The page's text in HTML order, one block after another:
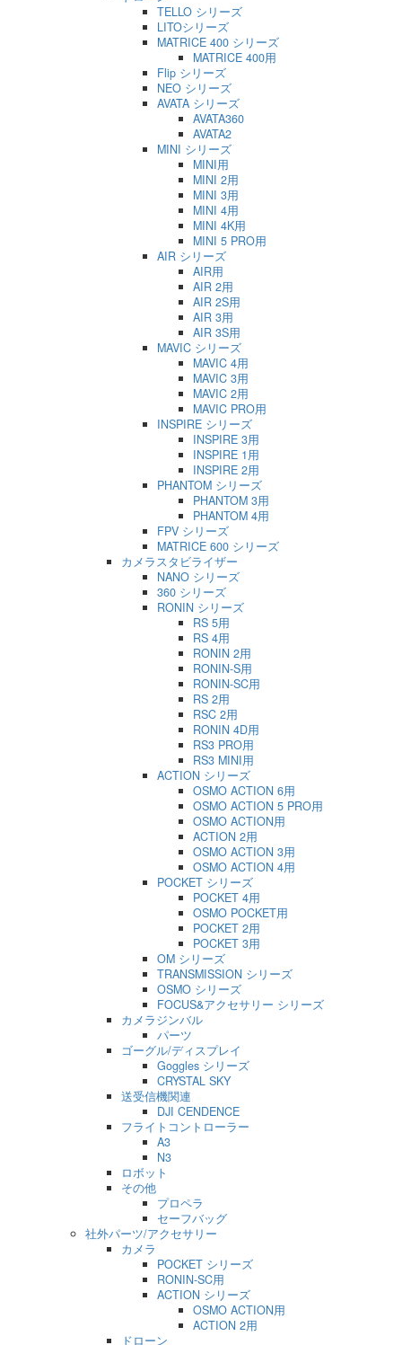
TELLO シリーズ
LITOシリーズ
MATRICE 400 シリーズ
MATRICE 400用
Flip シリーズ
NEO シリーズ
AVATA シリーズ
AVATA360
AVATA2
MINI シリーズ
MINI用
MINI 2用
MINI 3用
MINI 4用
MINI 4K用
MINI 5 PRO用
AIR シリーズ
AIR用
AIR 2用
AIR 2S用
AIR 3用
AIR 3S用
MAVIC シリーズ
MAVIC 4用
MAVIC 3用
MAVIC 2用
MAVIC PRO用
INSPIRE シリーズ
INSPIRE 3用
INSPIRE 1用
INSPIRE 2用
PHANTOM シリーズ
PHANTOM 3用
PHANTOM 4用
FPV シリーズ
MATRICE 600 シリーズ
カメラスタビライザー
NANO シリーズ
360 シリーズ
RONIN シリーズ
RS 5用
RS 4用
RONIN 2用
RONIN-S用
RONIN-SC用
RS 2用
RSC 2用
RONIN 4D用
RS3 PRO用
RS3 MINI用
ACTION シリーズ
OSMO ACTION 6用
OSMO ACTION 5 PRO用
OSMO ACTION用
ACTION 2用
OSMO ACTION 3用
OSMO ACTION 4用
POCKET シリーズ
POCKET 4用
OSMO POCKET用
POCKET 2用
POCKET 3用
OM シリーズ
TRANSMISSION シリーズ
OSMO シリーズ
FOCUS&アクセサリー シリーズ
カメラジンバル
パーツ
ゴーグル/ディスプレイ
Goggles シリーズ
CRYSTAL SKY
送受信機関連
DJI CENDENCE
フライトコントローラー
A3
N3
ロボット
その他
プロペラ
セーフバッグ
社外パーツ/アクセサリー
カメラ
POCKET シリーズ
RONIN-SC用
ACTION シリーズ
OSMO ACTION用
ACTION 2用
ドローン